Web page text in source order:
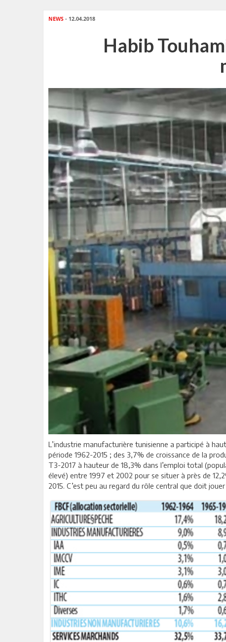
NEWS - 12.04.2018
Habib
L’industrie manufacturière tunisienne a participé à
période 1962-2015 ; des 3,7% de croissance de la
T3-2017 à hauteur de 18,3% dans l’emploi total
élevé) entre 1997 et 2002 pour se situer à près de
2015. C’est peu au regard du rôle central que doit